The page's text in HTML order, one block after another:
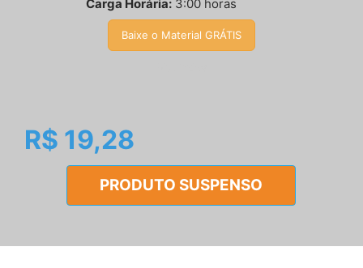
Carga Horária: 3:00 horas
Baixe o Material GRÁTIS
R$ 19,28
PRODUTO SUSPENSO